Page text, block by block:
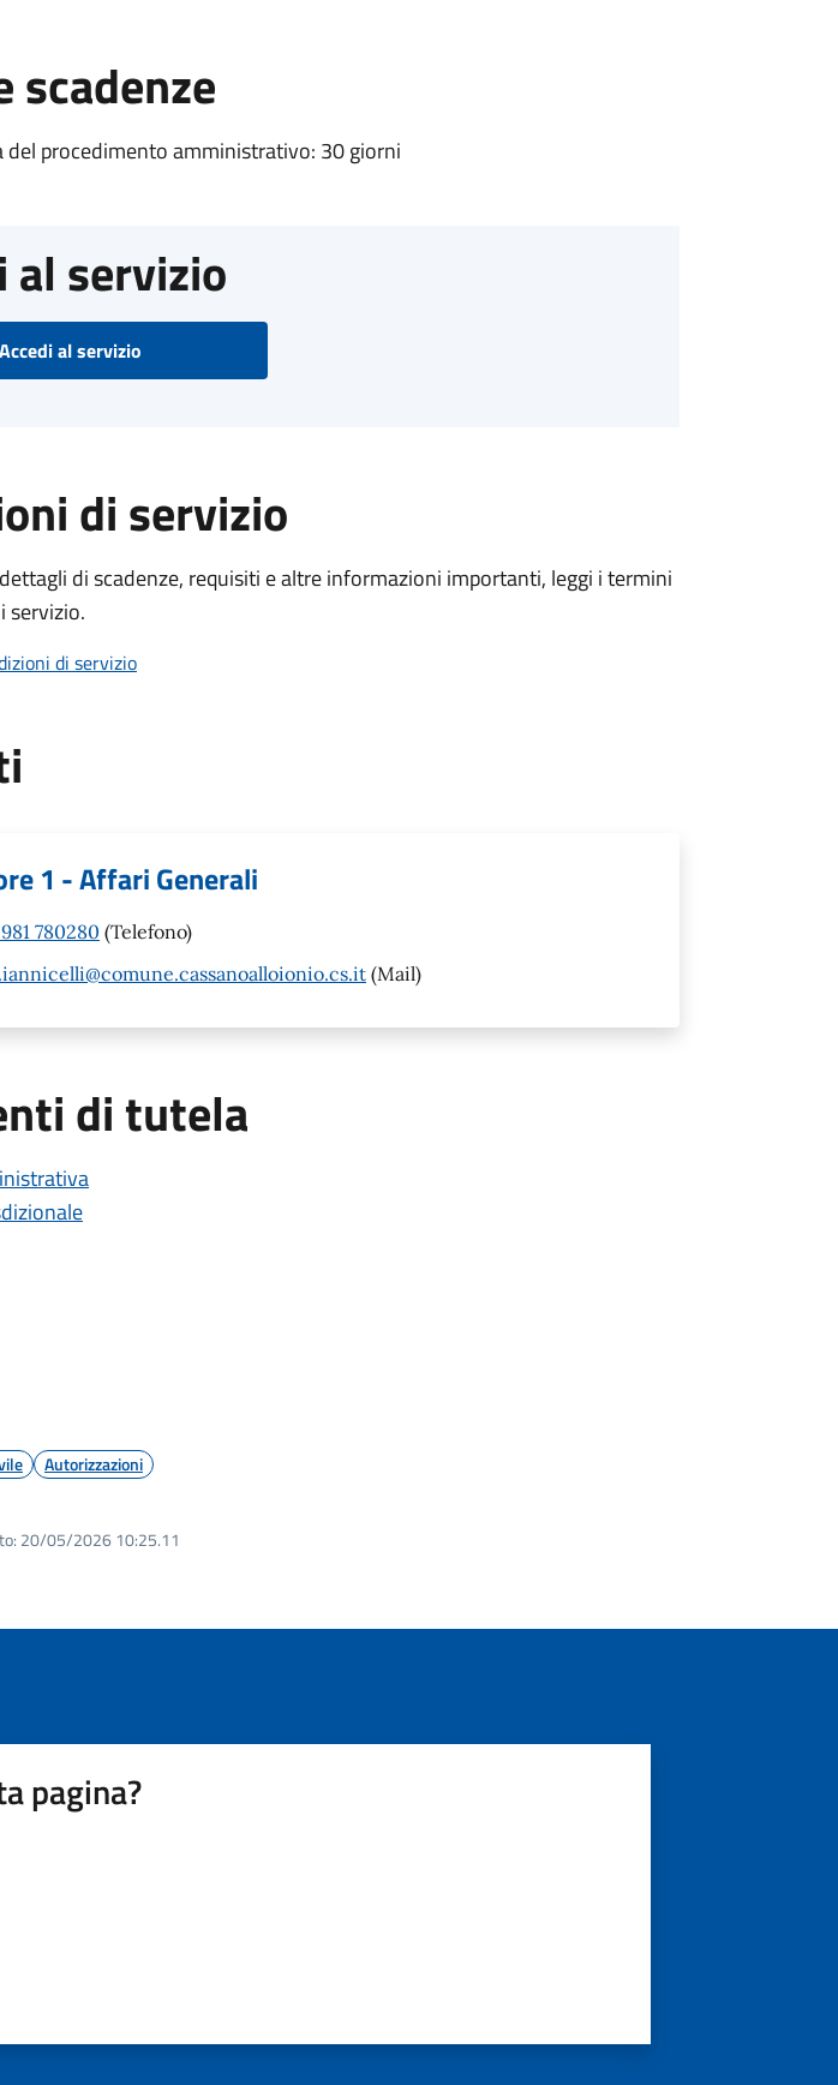
scadenze
del procedimento amministrativo: 30 giorni
al servizio
Accedi al servizio
di servizio
di scadenze, requisiti e altre informazioni importanti, leggi i termini
servizio.
di servizio
1 - Affari Generali
780280 (Telefono)
(Mail)
di tutela
Autorizzazioni
20/05/2026 10:25.11
pagina?